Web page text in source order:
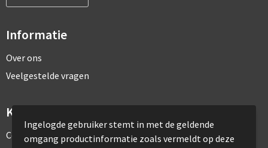
Informatie
Over ons
Veelgestelde vragen
Klantenservice
Contact
Ingelogde gebruiker stemt in met de geldende
omgang productinformatie zoals vermeldt op deze